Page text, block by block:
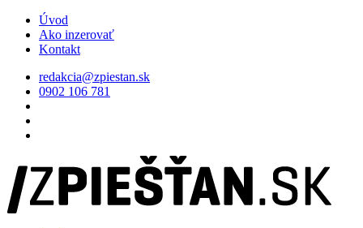
Úvod
Ako inzerovať
Kontakt
redakcia@zpiestan.sk
0902 106 781